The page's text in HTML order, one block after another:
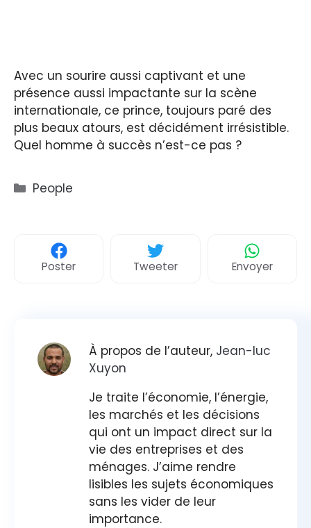
Avec un sourire aussi captivant et une
présence aussi impactante sur la scène
internationale, ce prince, toujours paré des
plus beaux atours, est décidément irrésistible.
Quel homme à succès n’est-ce pas ?
Catégories
People
Poster Tweeter Envoyer
À propos de l’auteur, Jean-luc
Xuyon
Je traite l’économie, l’énergie,
les marchés et les décisions
qui ont un impact direct sur la
vie des entreprises et des
ménages. J’aime rendre
lisibles les sujets économiques
sans les vider de leur
importance.